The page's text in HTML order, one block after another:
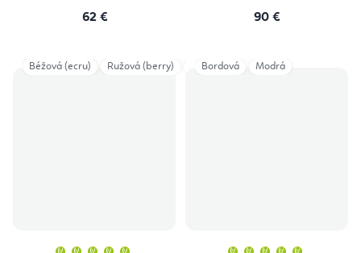
62 €
90 €
Béžová (ecru) Ružová (berry) Taupe Tmavočervená
Bordová Modrá